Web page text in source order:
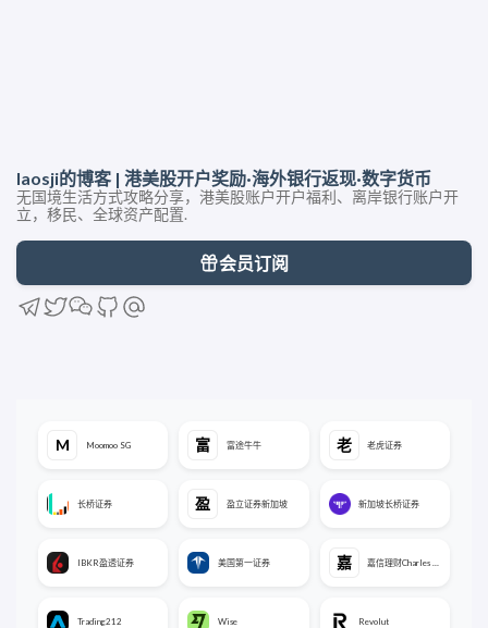
laosji的博客 | 港美股开户奖励·海外银行返现·数字货币
无国境生活方式攻略分享，港美股账户开户福利、离岸银行账户开
立，移民、全球资产配置.
会员订阅
iFast旗下iGM「奕丰环球市场」内地开户攻略：顾问认
证，全程在线开户
今天注册了一个「美国私人地址」，真的大有用处！
全美国中国人最容易申请的银行卡「华美银行」：远程
M Moomoo SG 富 富途牛牛 老 老虎证券
长桥证券 盈 盈立证券新加坡 新加坡长桥证券
IBKR盈透证券 美国第一证券 嘉
Trading212 Wise Revolut